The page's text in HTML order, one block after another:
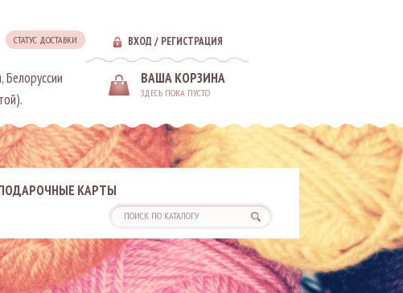
ВХОД / РЕГИСТРАЦИЯ
ВАША КОРЗИНА
ЗДЕСЬ ПОКА ПУСТО
СТАТУС ДОСТАВКИ
Белоруссии
КАРТЫ